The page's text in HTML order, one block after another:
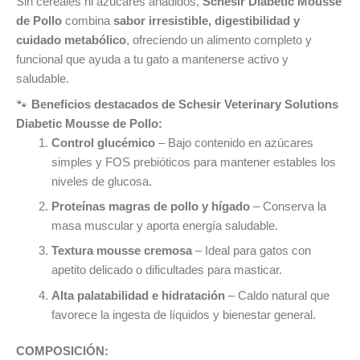
de Pollo combinasabor irresistible, digestibilidad y
cuidado metabólico, ofreciendo un alimento completo y
funcional que ayuda a tu gato a mantenerse activo y
saludable.
🐾 Beneficios destacados de Schesir Veterinary Solutions
Diabetic Mousse de Pollo:
Control glucémico– Bajo contenido en azúcares
simples y FOS prebióticos para mantener estables los
niveles de glucosa.
Proteínas magras de pollo y hígado– Conserva la
masa muscular y aporta energía saludable.
Textura mousse cremosa– Ideal para gatos con
apetito delicado o dificultades para masticar.
Alta palatabilidad e hidratación– Caldo natural que
favorece la ingesta de líquidos y bienestar general.
COMPOSICIÓN: